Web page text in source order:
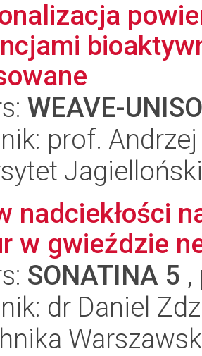
WEAVE-
prof.
nadciekłości
w gwieździe
SONATINA 5
dr Daniel